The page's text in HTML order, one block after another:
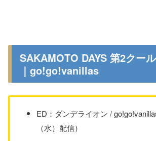
SAKAMOTO DAYS 第2クー
｜go!go!vanillas
ED：ダンデライオン /
（水）配信）